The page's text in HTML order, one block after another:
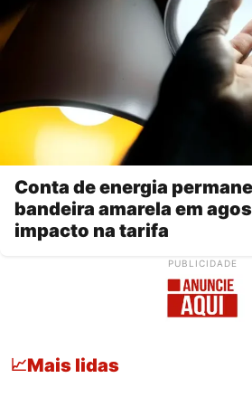
Conta de energia
bandeira amarela em
impacto na tarifa
PUBLICIDADE
📈Mais lidas